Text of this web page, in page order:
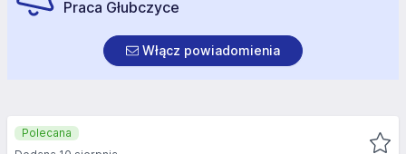
Praca Głubczyce
Włącz powiadomienia
Polecana